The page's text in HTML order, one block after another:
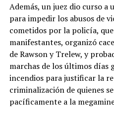
Además, un juez dio curso a
para impedir los abusos de
cometidos por la policía,
manifestantes, organizó
de Rawson y Trelew, y
marchas de los últimos días
incendios para justificar la
criminalización de quienes
pacíficamente a la